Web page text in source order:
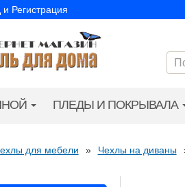
и Регистрация
ПЛЕДЫ И ПОКРЫВАЛА
для мебели » Чехлы на диваны